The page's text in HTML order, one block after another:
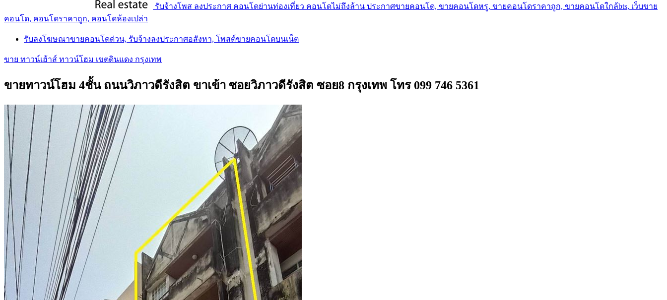
รับจ้างโพส ลงประกาศ คอนโดย่านท่องเที่ยว คอนโดไม่ถึงล้าน ประกาศขายคอนโด, ขายคอนโดหรู, ขายคอนโดราคาถูก, ขายคอนโดใกล้bts, เว็บขาย
คอนโด, คอนโดราคาถูก, คอนโดห้องเปล่า
รับลงโฆษณาขายคอนโดด่วน, รับจ้างลงประกาศอสังหา, โพสต์ขายคอนโดบนเน็ต
ขาย ทาวน์เฮ้าส์ ทาวน์โฮม เขตดินแดง กรุงเทพ
ขายทาวน์โฮม 4ชั้น ถนนวิภาวดีรังสิต ขาเข้า ซอยวิภาวดีรังสิต ซอย8 กรุงเทพ โทร 099 746 5361